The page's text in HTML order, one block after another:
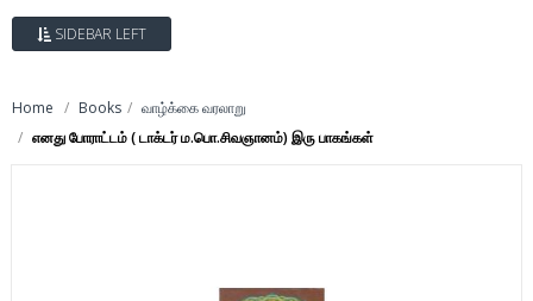
SIDEBAR LEFT
Home Books
வாழ்க்கை வரலாறு
எனது போராட்டம் ( டாக்டர் ம.பொ.சிவஞானம்) இரு பாகங்கள்